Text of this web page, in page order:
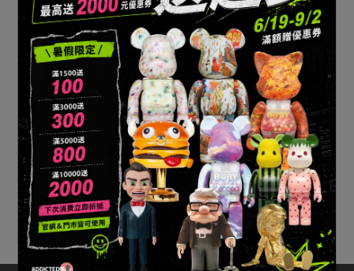
TOYZEROPLUS 小木偶 A
BOOBS AWAKENING
NT$5,200
加入購物車